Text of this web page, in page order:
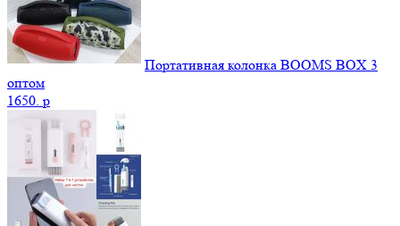
Портативная колонка BOOMS BOX 3
оптом
1650. p